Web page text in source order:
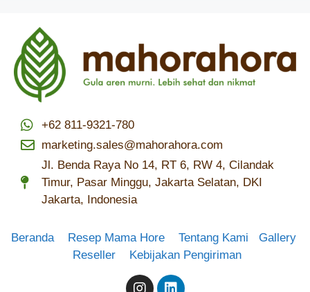
+62 811-9321-780
marketing.sales@mahorahora.com
Jl. Benda Raya No 14, RT 6, RW 4, Cilandak
Timur, Pasar Minggu, Jakarta Selatan, DKI
Jakarta, Indonesia
Beranda Resep Mama Hore Tentang Kami
Gallery
Reseller
Kebijakan Pengiriman